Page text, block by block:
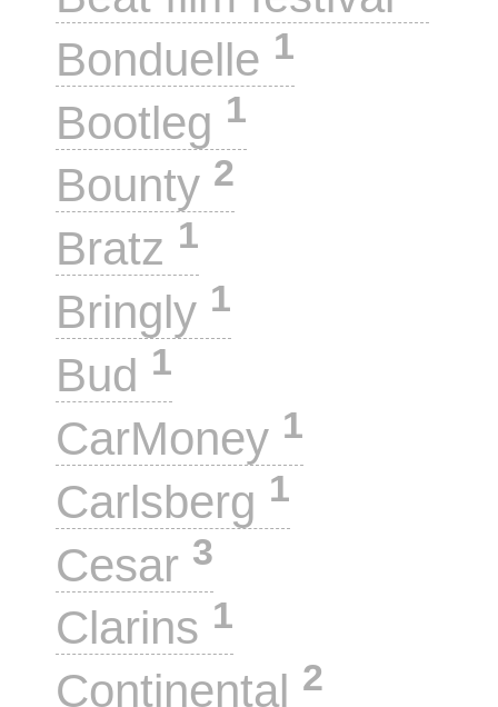
Bonduelle 1
Bootleg 1
Bounty 2
Bratz 1
Bringly 1
Bud 1
CarMoney 1
Carlsberg 1
Cesar 3
Clarins 1
Continental 2